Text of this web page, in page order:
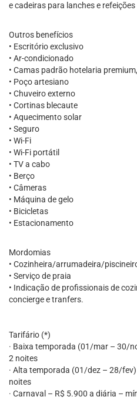
e cadeiras para lanches e
Outros benefícios
• Escritório exclusivo
• Ar-condicionado
• Camas padrão hotelaria
• Poço artesiano
• Chuveiro externo
• Cortinas blecaute
• Aquecimento solar
• Seguro
• Wi-Fi
• Wi-Fi portátil
• TV a cabo
• Berço
• Câmeras
• Máquina de gelo
• Bicicletas
• Estacionamento
Mordomias
• Cozinheira/arrumadeira/
• Serviço de praia
• Indicação de profissionais de
concierge e tranfers.
Tarifário (*)
· Baixa temporada (01/mar – 30/
2 noites
· Alta temporada (01/dez – 28/
noites
· Carnaval – R$ 5.900 a diária –